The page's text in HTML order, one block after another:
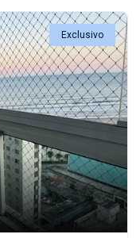
Exclusivo